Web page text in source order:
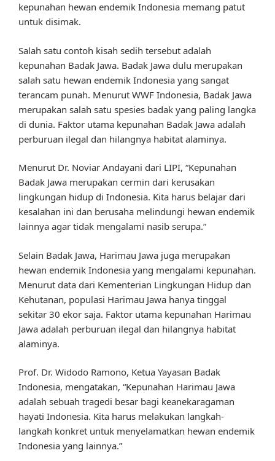
kepunahan hewan endemik Indonesia memang patut
untuk disimak.
Salah satu contoh kisah sedih tersebut adalah
kepunahan Badak Jawa. Badak Jawa dulu merupakan
salah satu hewan endemik Indonesia yang sangat
terancam punah. Menurut WWF Indonesia, Badak Jawa
merupakan salah satu spesies badak yang paling langka
di dunia. Faktor utama kepunahan Badak Jawa adalah
perburuan ilegal dan hilangnya habitat alaminya.
Menurut Dr. Noviar Andayani dari LIPI, “Kepunahan
Badak Jawa merupakan cermin dari kerusakan
lingkungan hidup di Indonesia. Kita harus belajar dari
kesalahan ini dan berusaha melindungi hewan endemik
lainnya agar tidak mengalami nasib serupa.”
Selain Badak Jawa, Harimau Jawa juga merupakan
hewan endemik Indonesia yang mengalami kepunahan.
Menurut data dari Kementerian Lingkungan Hidup dan
Kehutanan, populasi Harimau Jawa hanya tinggal
sekitar 30 ekor saja. Faktor utama kepunahan Harimau
Jawa adalah perburuan ilegal dan hilangnya habitat
alaminya.
Prof. Dr. Widodo Ramono, Ketua Yayasan Badak
Indonesia, mengatakan, “Kepunahan Harimau Jawa
adalah sebuah tragedi besar bagi keanekaragaman
hayati Indonesia. Kita harus melakukan langkah-
langkah konkret untuk menyelamatkan hewan endemik
Indonesia yang lainnya.”